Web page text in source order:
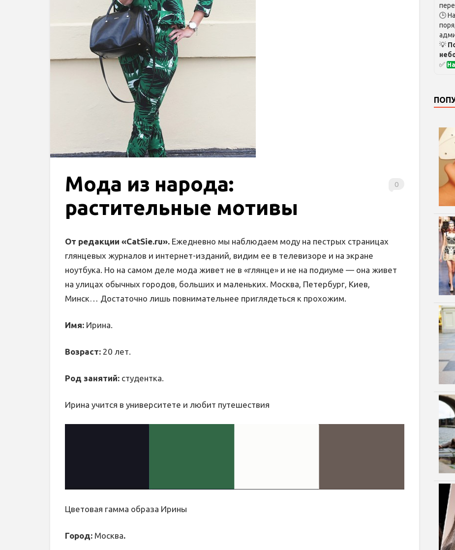
0
Мода из народа:
растительные мотивы
От редакции «CatSie.ru». Ежедневно мы наблюдаем моду на пестрых страницах
глянцевых журналов и интернет-изданий, видим ее в телевизоре и на экране
ноутбука. Но на самом деле мода живет не в «глянце» и не на подиуме — она живет
на улицах обычных городов, больших и маленьких. Москва, Петербург, Киев,
Минск… Достаточно лишь повнимательнее приглядеться к прохожим.
Имя: Ирина.
Возраст: 20 лет.
Род занятий: студентка.
Ирина учится в университете и любит путешествия
Цветовая гамма образа Ирины
Город: Москва.
🕒
💡
✅